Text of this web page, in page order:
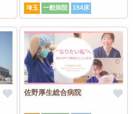
埼玉 一般病院 154床
佐野厚生総合病院